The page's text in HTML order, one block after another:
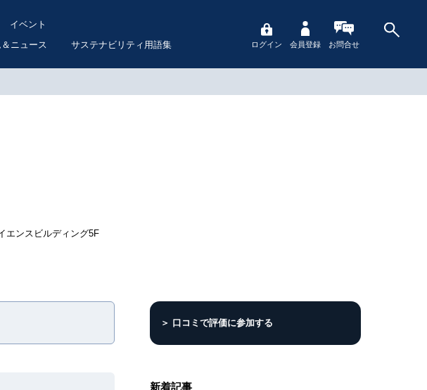
イベント
ニュース サステナビリティ用語集 ログイン 会員登録 お問合せ
エンスビルディング5F
＞ 口コミで評価に参加する
新着記事